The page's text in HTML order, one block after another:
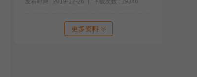
发布时间 : 2019-12-26 下载次数 : 19346
更多资料